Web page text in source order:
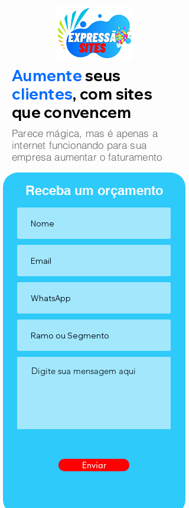
Aumenteseus
clientes, com sites
que convencem
Parece mágica, mas é apenas a
internet funcionando para sua
empresa aumentar o faturamento
Receba um orçamento
Enviar